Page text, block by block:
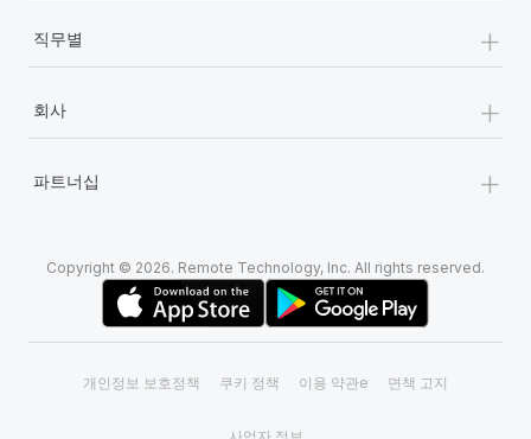
직무별 +
회사 +
파트너십 +
Copyright © 2026. Remote Technology, Inc. All rights reserved.
개인정보 보호정책 쿠키 정책 이용 약관e 면책 고지